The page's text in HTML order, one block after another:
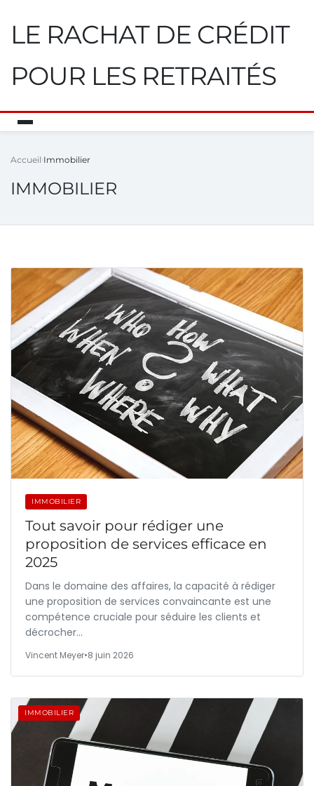
LE RACHAT DE CRÉDIT
POUR LES RETRAITÉS
Accueil Immobilier
IMMOBILIER
IMMOBILIER
Tout savoir pour rédiger une
proposition de services efficace en
2025
Dans le domaine des affaires, la capacité à rédiger
une proposition de services convaincante est une
compétence cruciale pour séduire les clients et
décrocher…
Vincent Meyer•8 juin 2026
IMMOBILIER